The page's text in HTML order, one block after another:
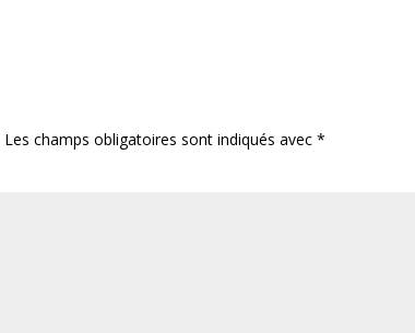
Les champs obligatoires sont indiqués avec*